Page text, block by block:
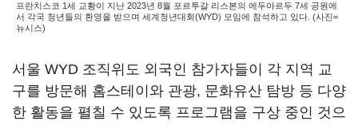
프란치스코 1세 교황이 지난 2023년 8월 포르투갈 리스본의 에두아르두 7세 공원에
서 각국 청년들의 환영을 받으며 세계청년대회(WYD) 모임에 참석하고 있다. (사진=
뉴시스)
서울 WYD 조직위도 외국인 참가자들이 각 지역 교
구를 방문해 홈스테이와 관광, 문화유산 탐방 등 다양
한 활동을 펼칠 수 있도록 프로그램을 구상 중인 것으